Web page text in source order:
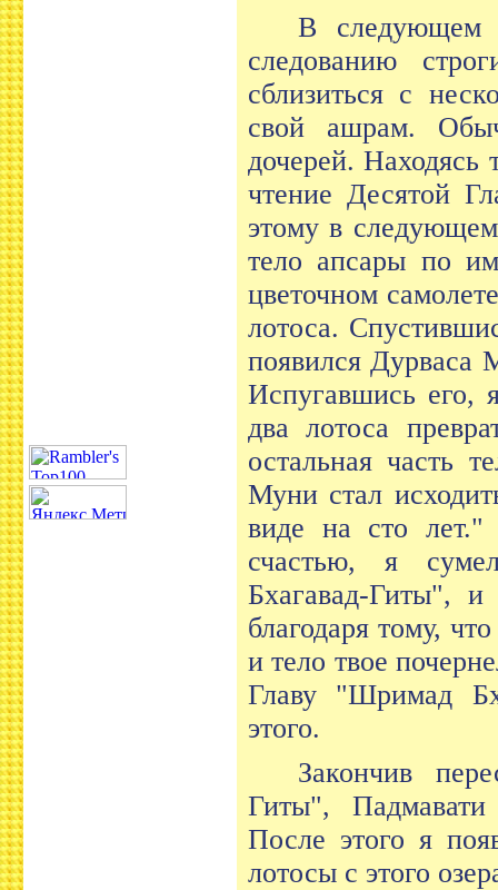
В следующем
следованию
сблизиться с
свой ашрам.
дочерей.
чтение Десятой
этому в
тело апсары по
цветочном
лотоса.
появился Дурваса
Испугавшись его,
два лотоса
остальная часть
Муни стал
виде на сто лет."
счастью, я
Бхагавад-Гиты", и
благодаря тому,
и тело твое
Главу "Шримад
этого.
Закончив
Гиты", Падмавати
После этого я
лотосы с этого